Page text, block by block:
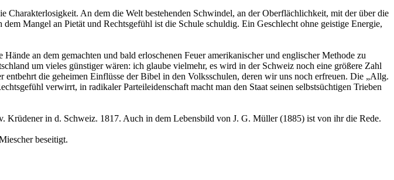
An dem die Welt bestehenden Schwindel, an der Oberflächlichkeit, mit der über die
Mangel an Pietät und Rechtsgefühl ist die Schule schuldig. Ein Geschlecht ohne geistige Energie,
an dem gemachten und bald erloschenen Feuer amerikanischer und englischer Methode zu
um vieles günstiger wären: ich glaube vielmehr, es wird in der Schweiz noch eine größere Zahl
die geheimen Einflüsse der Bibel in den Volksschulen, deren wir uns noch erfreuen. Die „Allg.
verwirrt, in radikaler Parteileidenschaft macht man den Staat seinen selbstsüchtigen Trieben
Krüdener in d. Schweiz. 1817. Auch in dem Lebensbild von J. G. Müller (1885) ist von ihr die Rede.
beseitigt.